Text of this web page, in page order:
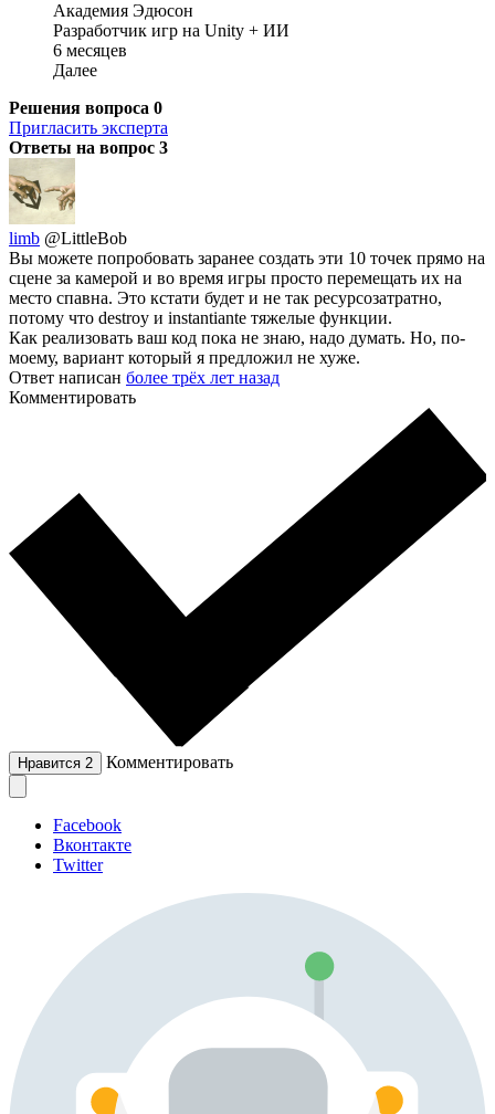
Академия Эдюсон
Разработчик игр на Unity + ИИ
6 месяцев
Далее
Решения вопроса 0
Пригласить эксперта
Ответы на вопрос 3
limb @LittleBob
Вы можете попробовать заранее создать эти 10 точек прямо на
сцене за камерой и во время игры просто перемещать их на
место спавна. Это кстати будет и не так ресурсозатратно,
потому что destroy и instantiante тяжелые функции.
Как реализовать ваш код пока не знаю, надо думать. Но, по-
моему, вариант который я предложил не хуже.
Ответ написан более трёх лет назад
Комментировать
Нравится 2 Комментировать
Facebook
Вконтакте
Twitter